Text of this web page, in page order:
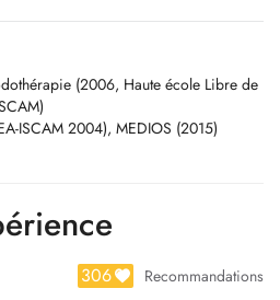
(2006, Haute école Libre de
ISCAM 2004), MEDIOS (2015)
306 Recommandations